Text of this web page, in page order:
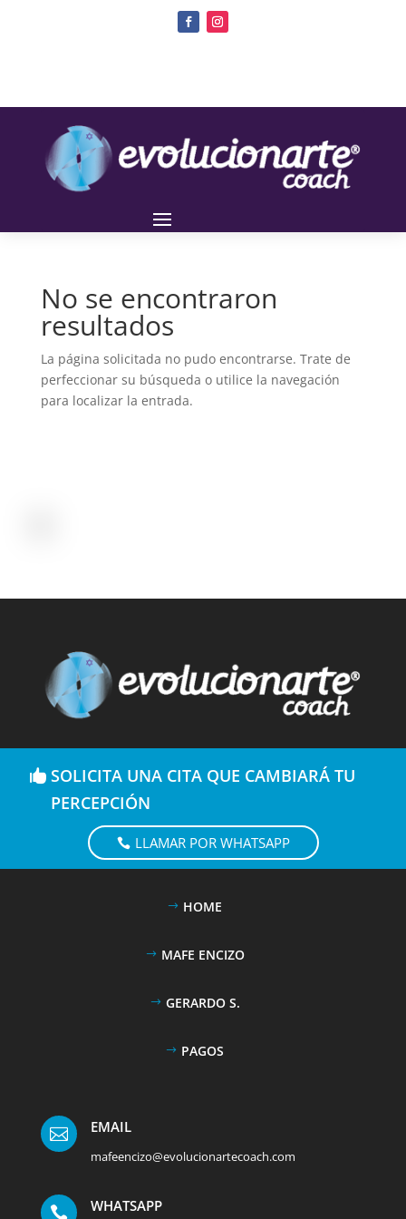
No se encontraron
resultados
La página solicitada no pudo encontrarse. Trate de
perfeccionar su búsqueda o utilice la navegación
para localizar la entrada.
SOLICITA UNA CITA QUE CAMBIARÁ TU
PERCEPCIÓN
LLAMAR POR WHATSAPP
HOME
MAFE ENCIZO
GERARDO S.
PAGOS
 EMAIL
mafeencizo@evolucionartecoach.com
 WHATSAPP